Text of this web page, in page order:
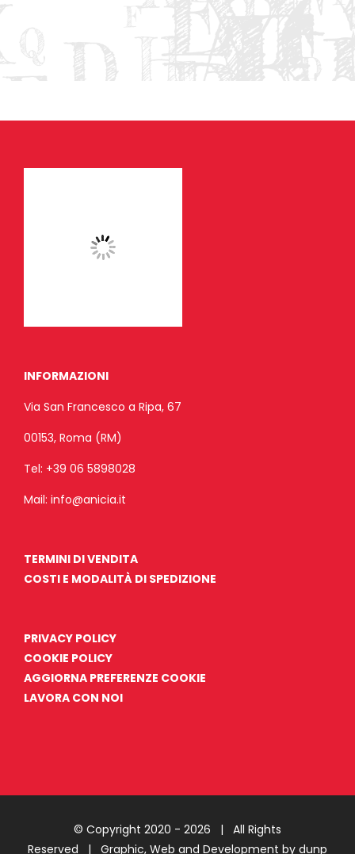
INFORMAZIONI
Via San Francesco a Ripa, 67
00153, Roma (RM)
Tel: +39 06 5898028
Mail: info@anicia.it
TERMINI DI VENDITA
COSTI E MODALITÀ DI SPEDIZIONE
PRIVACY POLICY
COOKIE POLICY
AGGIORNA PREFERENZE COOKIE
LAVORA CON NOI
© Copyright 2020 - 2026 | All Rights
Reserved | Graphic, Web and Development by dunp